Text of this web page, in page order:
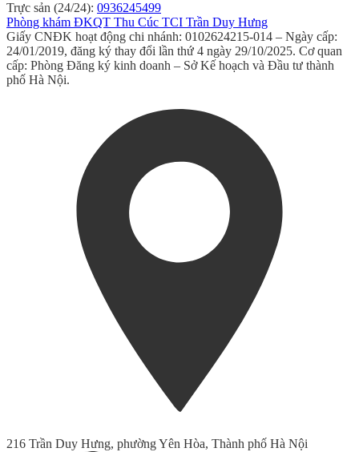
Trực sản (24/24): 0936245499
Phòng khám ĐKQT Thu Cúc TCI Trần Duy Hưng
Giấy CNĐK hoạt động chi nhánh: 0102624215-014 – Ngày cấp:
24/01/2019, đăng ký thay đổi lần thứ 4 ngày 29/10/2025. Cơ quan
cấp: Phòng Đăng ký kinh doanh – Sở Kế hoạch và Đầu tư thành
phố Hà Nội.
216 Trần Duy Hưng, phường Yên Hòa, Thành phố Hà Nội